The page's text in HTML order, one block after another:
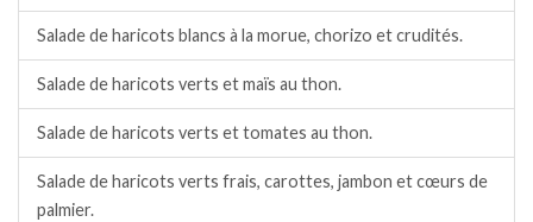
Salade de haricots blancs à la morue, chorizo et crudités.
Salade de haricots verts et maïs au thon.
Salade de haricots verts et tomates au thon.
Salade de haricots verts frais, carottes, jambon et cœurs de
palmier.